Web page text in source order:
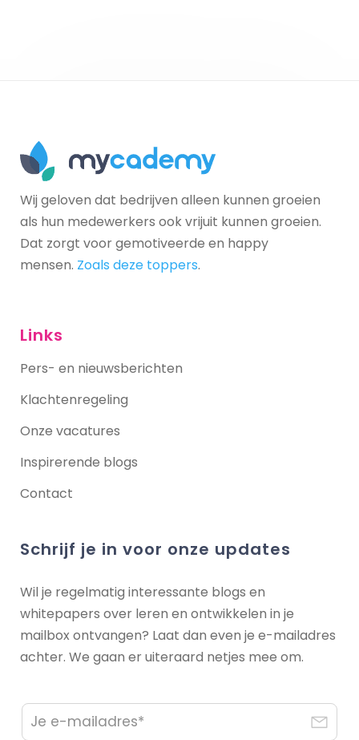
Wij geloven dat bedrijven alleen kunnen groeien
als hun medewerkers ook vrijuit kunnen groeien.
Dat zorgt voor gemotiveerde en happy
mensen. Zoals deze toppers.
Links
Pers- en nieuwsberichten
Klachtenregeling
Onze vacatures
Inspirerende blogs
Contact
Schrijf je in voor onze updates
Wil je regelmatig interessante blogs en
whitepapers over leren en ontwikkelen in je
mailbox ontvangen? Laat dan even je e-mailadres
achter. We gaan er uiteraard netjes mee om.